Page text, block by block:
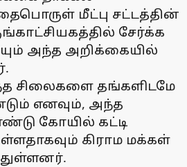
மீட்பு சட்டத்தின்
சேர்க்க
அந்த அறிக்கையில்
சிலைகளை தங்களிடமே
எனவும், அந்த
கோயில் கட்டி
கிராம மக்கள்